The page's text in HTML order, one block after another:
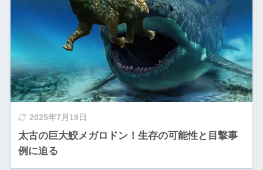
2025年7月19日
太古の巨大鮫メガロドン！生存の可能性と目撃事
例に迫る